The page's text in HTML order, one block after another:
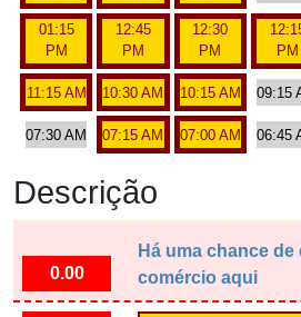
01:15
PM
12:45
PM
12:30
PM
PM
11:15 AM 10:30 AM 10:15 AM 09:15
07:30 AM 07:15 AM 07:00 AM 06:45
Descrição
0.00
Há uma chance de
comércio aqui